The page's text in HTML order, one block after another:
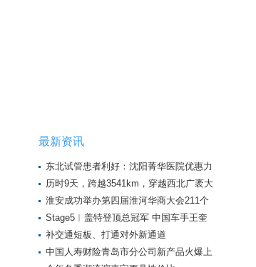
最新资讯
东北试管患者利好：沈阳菁华医院优惠力
历时9天，跨越3541km，穿越西北广袤大
淮安成功举办第四届淮河华商大会211个
Stage5︱盖特登顶总冠军 中国车手王奎
补交通短板、打通对外新通道
中国人寿财险青岛市分公司新产品火爆上